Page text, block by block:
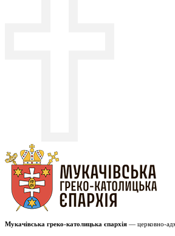
Мукачівська греко-католицька єпархія — церковно-